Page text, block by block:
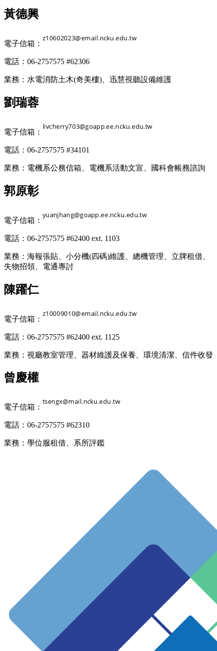
黃德興
電子信箱：
電話：06-2757575 #62306
業務：水電消防土木(奇美樓)、迅慧視聽設備維護
劉瑞蓉
電子信箱：
電話：06-2757575 #34101
業務：電機系公務信箱、電機系活動文宣、國科會帳務諮詢
郭原彰
電子信箱：
電話：06-2757575 #62400 ext. 1103
業務：海報張貼、小分機(四碼)維護、總機管理、立牌租借、
失物招領、電通專討
陳躍仁
電子信箱：
電話：06-2757575 #62400 ext. 1125
業務：視廳教室管理、器材維護及保養、環境清潔、信件收發
曾慶權
電子信箱：
電話：06-2757575 #62310
業務：學位服租借、系所評鑑